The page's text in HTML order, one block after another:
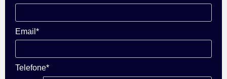
Email*
Telefone*